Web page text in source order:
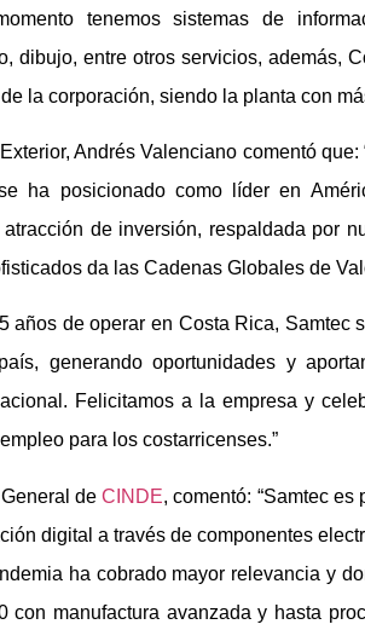
tenemos sistemas de
dibujo, entre otros servicios, además,
la corporación, siendo la planta con
Andrés Valenciano comentó que:
ha posicionado como líder en
de inversión, respaldada por
da las Cadenas Globales de
años de operar en Costa Rica, Samtec
generando oportunidades y
Felicitamos a la empresa y
para los costarricenses.”
deCINDE, comentó: “Samtec
digital a través de componentes
ha cobrado mayor relevancia y
con manufactura avanzada y hasta